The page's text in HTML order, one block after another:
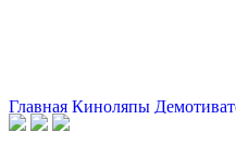
Главная Киноляпы